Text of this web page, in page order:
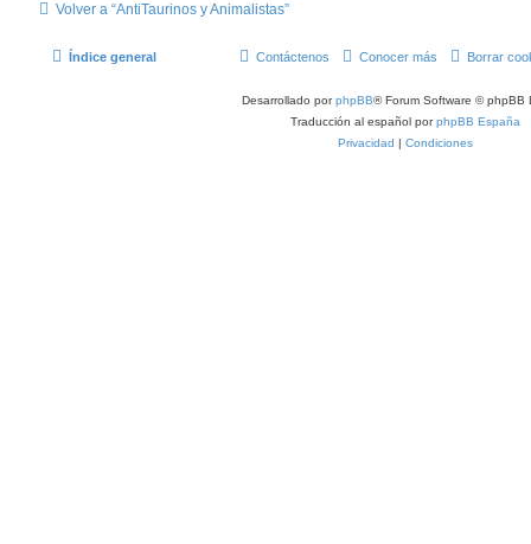
Volver a “AntiTaurinos y Animalistas”
Índice general Borrar
Conocer más
Contáctenos
Desarrollado porphpBB® Forum Software © phpBB
Traducción al español porphpBB España
Privacidad | Condiciones